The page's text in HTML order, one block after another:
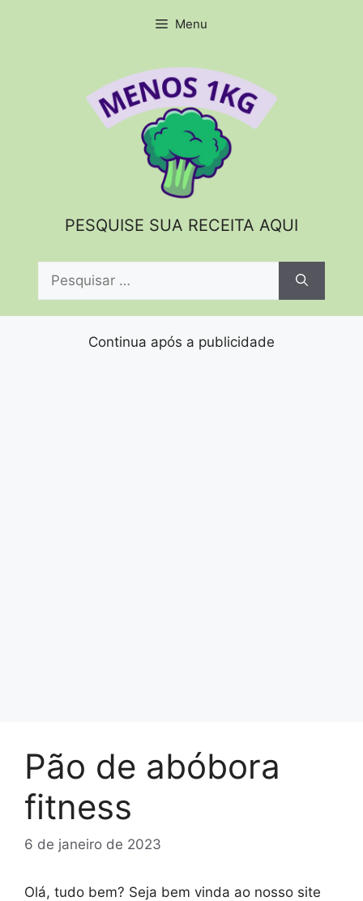
Menu
PESQUISE SUA RECEITA AQUI
Pesquisar
Continua após a publicidade
Pão de abóbora
fitness
6 de janeiro de 2023
Olá, tudo bem? Seja bem vinda ao nosso site